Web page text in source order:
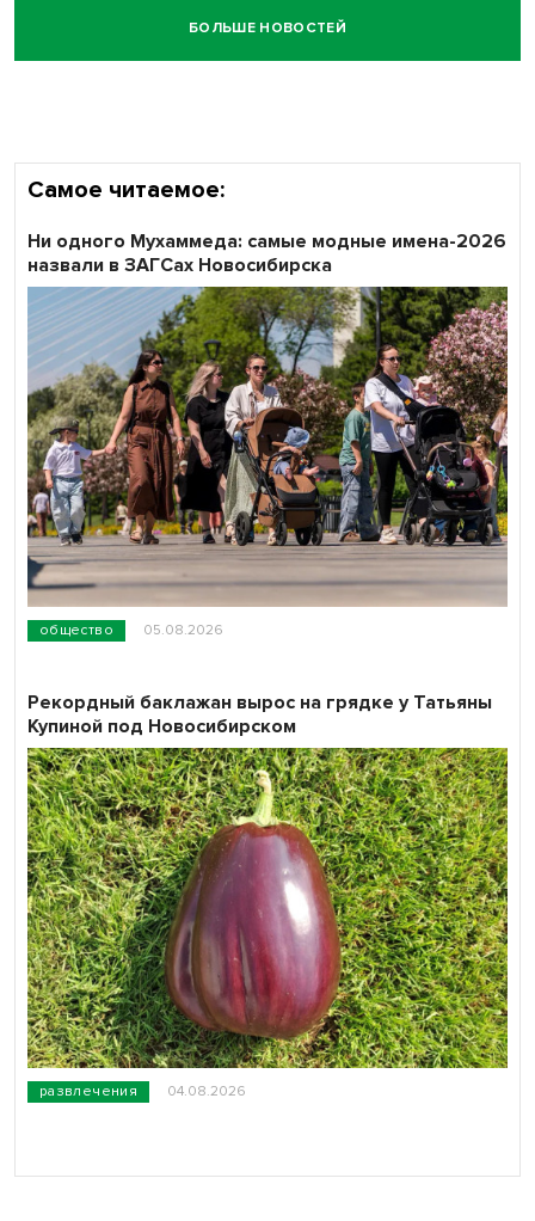
БОЛЬШЕ НОВОСТЕЙ
Самое читаемое:
общество 05.08.2026
Ни одного Мухаммеда: самые модные имена-2026
назвали в ЗАГСах Новосибирска
развлечения 04.08.2026
Рекордный баклажан вырос на грядке у Татьяны
Купиной под Новосибирском